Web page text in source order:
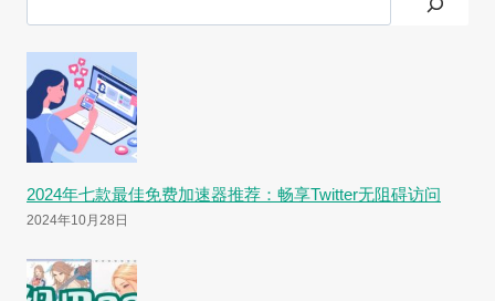
索
2024年七款最佳免费加速器推荐：畅享Twitter无阻碍访问
2024年10月28日